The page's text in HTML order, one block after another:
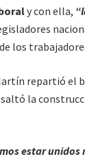
y con ella,
los
repartió el
la
estar unidos